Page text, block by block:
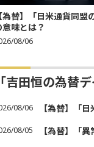
【為替】「日米通貨同盟
意味とは？
08/06
「吉田恒の為替
08/06 【為替】「
08/05 【為替】「